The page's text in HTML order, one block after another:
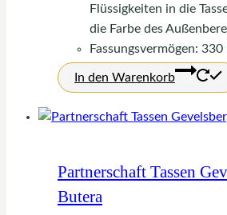
Flüssigkeiten in die
die Farbe des
Fassungsvermögen: 330
In den Warenkorb
Partnerschaft Tassen
Butera